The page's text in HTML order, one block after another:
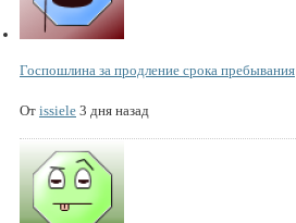
Госпошлина за продление срока пребывания
От issiele 3 дня назад